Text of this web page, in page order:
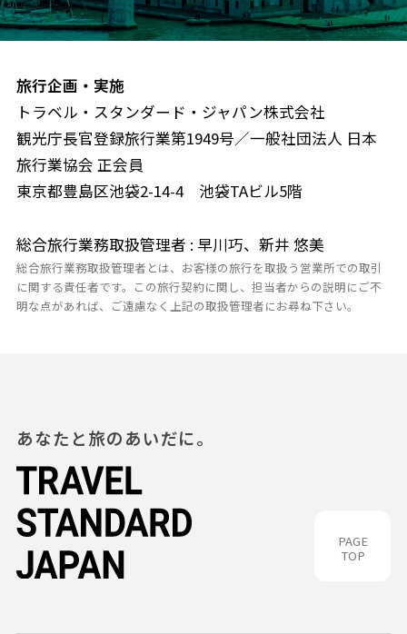
旅行企画・実施
トラベル・スタンダード・ジャパン株式会社
観光庁長官登録旅行業第1949号／一般社団法人 日本
旅行業協会 正会員
東京都豊島区池袋2-14-4 池袋TAビル5階
総合旅行業務取扱管理者 : 早川巧、新井 悠美
総合旅行業務取扱管理者とは、お客様の旅行を取扱う営業所での取引
に関する責任者です。この旅行契約に関し、担当者からの説明にご不
明な点があれば、ご遠慮なく上記の取扱管理者にお尋ね下さい。
PAGE
TOP
あなたと旅のあいだに。